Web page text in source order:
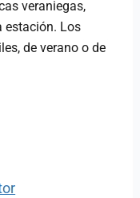
veraniegas,
estación. Los
de verano o de